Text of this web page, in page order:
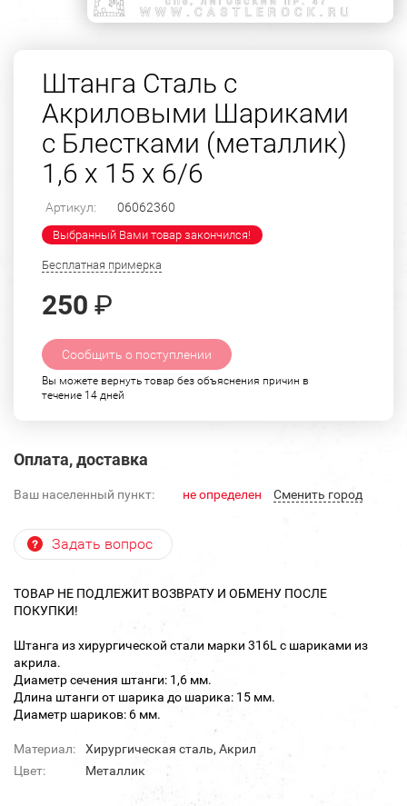
Штанга Сталь с
Акриловыми Шариками
с Блестками (металлик)
1,6 х 15 х 6/6
Артикул: 06062360
Выбранный Вами товар закончился!
Бесплатная примерка
250 ₽
Сообщить о поступлении
Вы можете вернуть товар без объяснения причин в
течение 14 дней
Оплата, доставка
Ваш населенный пункт: не определен Cменить город
Задать вопрос
ТОВАР НЕ ПОДЛЕЖИТ ВОЗВРАТУ И ОБМЕНУ ПОСЛЕ
ПОКУПКИ!
Штанга из хирургической стали марки 316L с шариками из
акрила.
Диаметр сечения штанги: 1,6 мм.
Длина штанги от шарика до шарика: 15 мм.
Диаметр шариков: 6 мм.
Материал:
Хирургическая сталь, Акрил
Цвет:
Металлик